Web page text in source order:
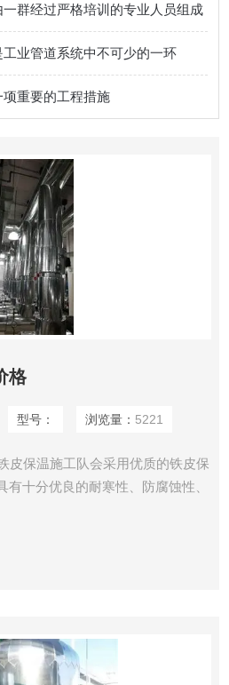
群经过严格培训的专业人员组成
业管道系统中不可少的一环
重要的工程措施
格
型号： 浏览量： 5221
皮保温施工队会采用优质的铁皮保
十分优良的耐寒性、防腐蚀性、
运输、石油、电力、冷藏、化工
堵漏、密封等*的材料。